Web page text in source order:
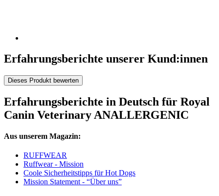
Erfahrungsberichte unserer Kund:innen
Dieses Produkt bewerten
Erfahrungsberichte in Deutsch für Royal
Canin Veterinary ANALLERGENIC
Aus unserem Magazin:
RUFFWEAR
Ruffwear - Mission
Coole Sicherheitstipps für Hot Dogs
Mission Statement - “Über uns”